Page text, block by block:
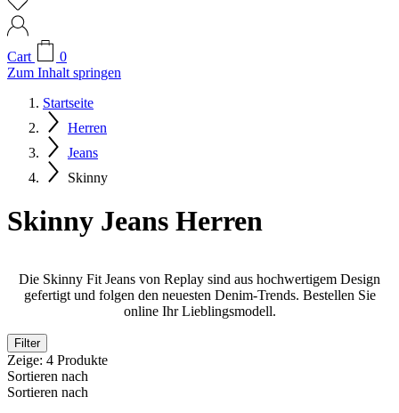
Cart
0
Zum Inhalt springen
Startseite
Herren
Jeans
Skinny
Skinny Jeans Herren
Die Skinny Fit Jeans von Replay sind aus hochwertigem Design
gefertigt und folgen den neuesten Denim-Trends. Bestellen Sie
online Ihr Lieblingsmodell.
Filter
Zeige: 4 Produkte
Sortieren nach
Sortieren nach